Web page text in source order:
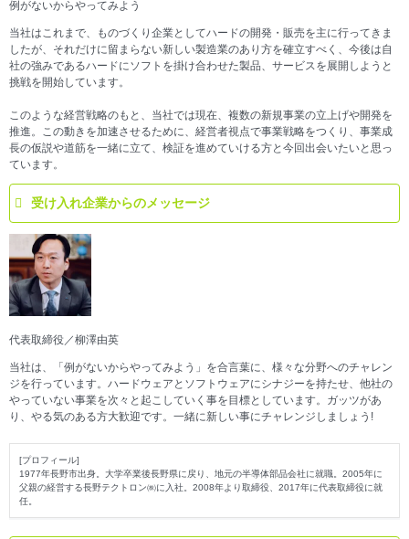
例がないからやってみよう
当社はこれまで、ものづくり企業としてハードの開発・販売を主に行ってきま
したが、それだけに留まらない新しい製造業のあり方を確立すべく、今後は自
社の強みであるハードにソフトを掛け合わせた製品、サービスを展開しようと
挑戦を開始しています。
このような経営戦略のもと、当社では現在、複数の新規事業の立上げや開発を
推進。この動きを加速させるために、経営者視点で事業戦略をつくり、事業成
長の仮説や道筋を一緒に立て、検証を進めていける方と今回出会いたいと思っ
ています。
受け入れ企業からのメッセージ
代表取締役／柳澤由英
当社は、「例がないからやってみよう」を合言葉に、様々な分野へのチャレン
ジを行っています。ハードウェアとソフトウェアにシナジーを持たせ、他社の
やっていない事業を次々と起こしていく事を目標としています。ガッツがあ
り、やる気のある方大歓迎です。一緒に新しい事にチャレンジしましょう!
[プロフィール]
1977年長野市出身。大学卒業後長野県に戻り、地元の半導体部品会社に就職。2005年に
父親の経営する長野テクトロン㈱に入社。2008年より取締役、2017年に代表取締役に就
任。